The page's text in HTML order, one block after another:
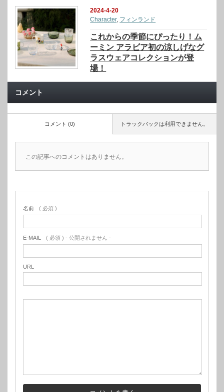
2024-4-20
Character, フィンランド
これからの季節にぴったり！ム
ーミン アラビア初の涼しげなグ
ラスウェアコレクションが登
場！
コメント
トラックバックは利用できません。
コメント (0)
この記事へのコメントはありません。
名前 ( 必須 )
E-MAIL ( 必須 ) - 公開されません -
URL